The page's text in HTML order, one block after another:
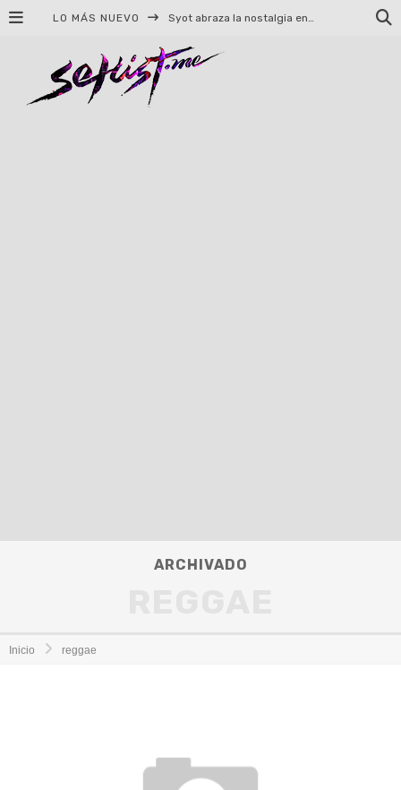
LO MÁS NUEVO Syot abraza la nostalgia en «Blame», el primer adelanto de su EP debut
ARCHIVADO
Inicio reggae